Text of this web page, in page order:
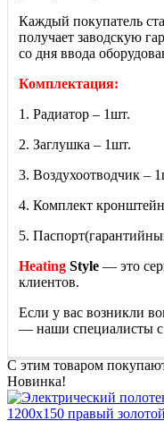
Каждый покупатель
получает заводскую
со дня ввода
Комплектация:
1. Радиатор – 1шт.
2. Заглушка – 1шт.
3. Воздухоотводчик –
4. Комплект
5.
Heating Style — это
клиентов.
Если у вас возникли
— наши специалисты с
С этим товаром
Новинка!